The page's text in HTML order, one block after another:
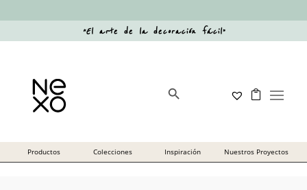
“El arte de la decoración fácil”